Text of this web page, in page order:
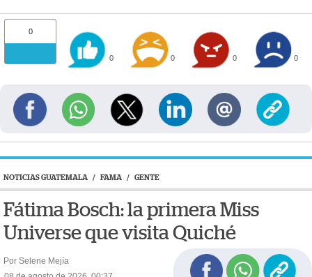
0
0 0 0 0
NOTICIAS GUATEMALA / FAMA / GENTE
Fátima Bosch: la primera Miss
Universe que visita Quiché
Por Selene Mejía